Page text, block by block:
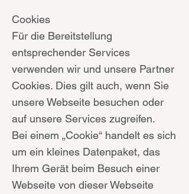
Cookies
Für die Bereitstellung
entsprechender Services
verwenden wir und unsere Partner
Cookies. Dies gilt auch, wenn Sie
unsere Webseite besuchen oder
auf unsere Services zugreifen.
Bei einem „Cookie“ handelt es sich
um ein kleines Datenpaket, das
Ihrem Gerät beim Besuch einer
Webseite von dieser Webseite